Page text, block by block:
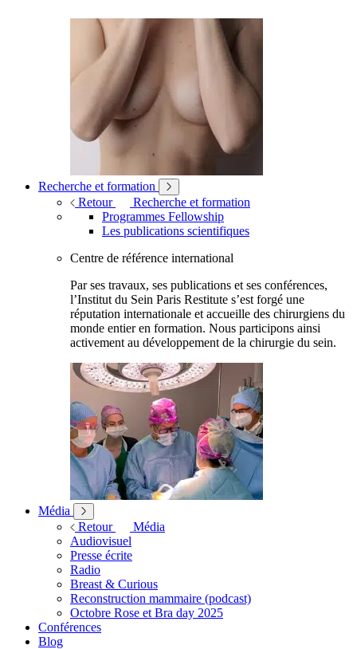
Recherche et formation
Retour
Recherche et formation
Programmes Fellowship
Les publications scientifiques
Centre de référence international
Par ses travaux, ses publications et ses conférences,
l’Institut du Sein Paris Restitute s’est forgé une
réputation internationale et accueille des chirurgiens du
monde entier en formation. Nous participons ainsi
activement au développement de la chirurgie du sein.
Média
Retour
Média
Audiovisuel
Presse écrite
Radio
Breast & Curious
Reconstruction mammaire (podcast)
Octobre Rose et Bra day 2025
Conférences
Blog